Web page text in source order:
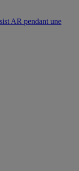
AR pendant une